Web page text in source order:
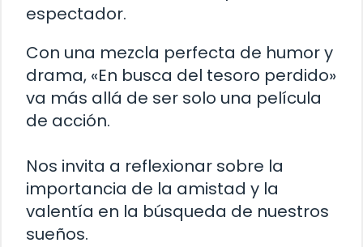
espectador.
Con una mezcla perfecta de humor y
drama, «En busca del tesoro perdido»
va más allá de ser solo una película
de acción.
Nos invita a reflexionar sobre la
importancia de la amistad y la
valentía en la búsqueda de nuestros
sueños.